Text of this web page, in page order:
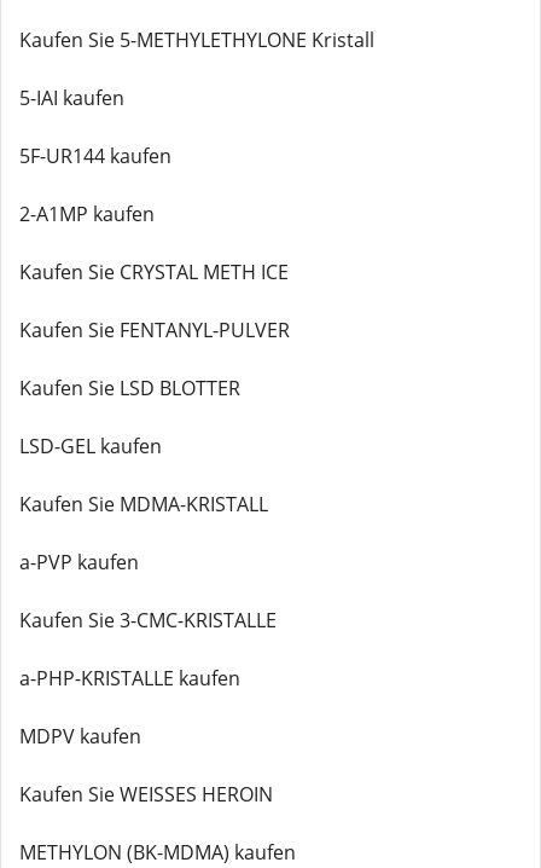
Kaufen Sie 5-METHYLETHYLONE Kristall
5-IAI kaufen
5F-UR144 kaufen
2-A1MP kaufen
Kaufen Sie CRYSTAL METH ICE
Kaufen Sie FENTANYL-PULVER
Kaufen Sie LSD BLOTTER
LSD-GEL kaufen
Kaufen Sie MDMA-KRISTALL
a-PVP kaufen
Kaufen Sie 3-CMC-KRISTALLE
a-PHP-KRISTALLE kaufen
MDPV kaufen
Kaufen Sie WEISSES HEROIN
METHYLON (BK-MDMA) kaufen